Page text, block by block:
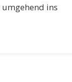
ins